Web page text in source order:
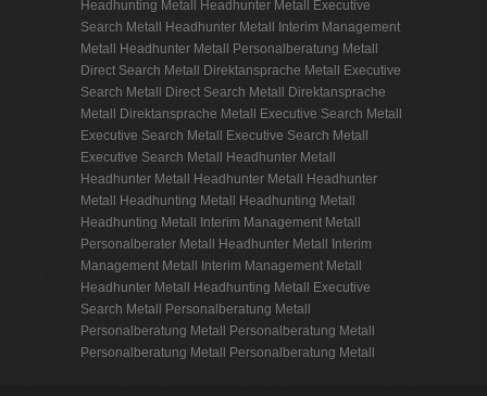
Headhunting Metall Headhunter Metall
Executive
Search Metall
Headhunter Metall
Interim Management
Metall
Headhunter Metall
Personalberatung Metall
Direct Search Metall
Direktansprache Metall
Executive
Search Metall
Direct Search Metall
Direktansprache
Metall
Direktansprache Metall
Executive Search Metall
Executive Search Metall
Executive Search Metall
Executive Search Metall
Headhunter Metall
Headhunter Metall
Headhunter Metall
Headhunter
Metall
Headhunting Metall
Headhunting Metall
Headhunting Metall
Interim Management Metall
Personalberater Metall
Headhunter Metall
Interim
Management Metall
Interim Management Metall
Headhunter Metall
Headhunting Metall
Executive
Search Metall
Personalberatung Metall
Personalberatung Metall
Personalberatung Metall
Personalberatung Metall
Personalberatung Metall